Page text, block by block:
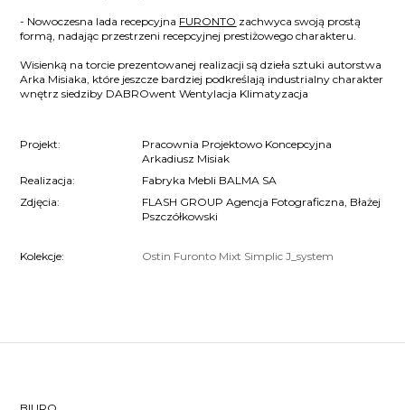
- Nowoczesna lada recepcyjna FURONTO zachwyca swoją prostą
formą, nadając przestrzeni recepcyjnej prestiżowego charakteru.
Wisienką na torcie prezentowanej realizacji są dzieła sztuki autorstwa
Arka Misiaka, które jeszcze bardziej podkreślają industrialny charakter
wnętrz siedziby DABROwent Wentylacja Klimatyzacja
Projekt:
Pracownia Projektowo Koncepcyjna
Arkadiusz Misiak
Realizacja:
Fabryka Mebli BALMA SA
Zdjęcia:
FLASH GROUP Agencja Fotograficzna, Błażej
Pszczółkowski
Kolekcje: Ostin Furonto Mixt Simplic J_system